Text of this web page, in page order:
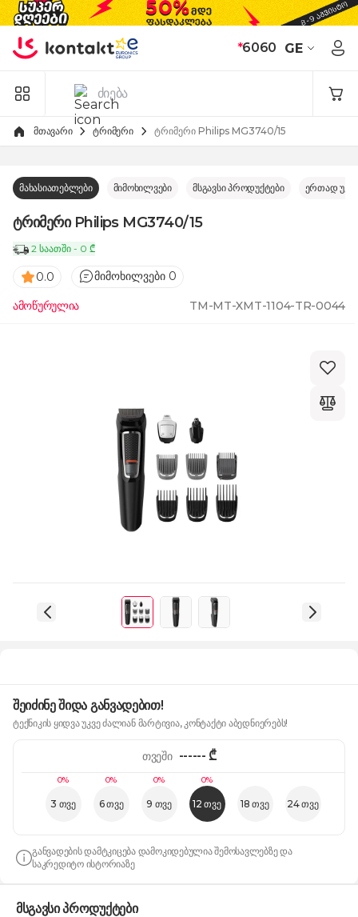
Skip to Content
*6060 GE
მთავარი ტრიმერი ტრიმერი Philips MG3740/15
მახასიათებლები მიმოხილვები მსგავსი პროდუქტები ერთად
ტრიმერი Philips MG3740/15
2 საათში - 0 ₾
0.0 მიმოხილვები 0
ამოწურულია TM-MT-XMT-1104-TR-0044
შეიძინე შიდა განვადებით!
ტექნიკის ყიდვა უკვე ძალიან მარტივია, კონტაქტი აბედნიერებს!
0%
3 თვე
0%
6 თვე
0%
9 თვე
0%
12 თვე 18 თვე 24 თვე
თვეში ------₾
განვადების დამტკიცება დამოკიდებულია შემოსავლებზე და
საკრედიტო ისტორიაზე
მსგავსი პროდუქტები